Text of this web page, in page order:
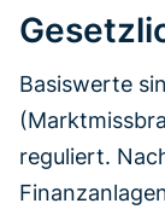
Basiswerte
reguliert.